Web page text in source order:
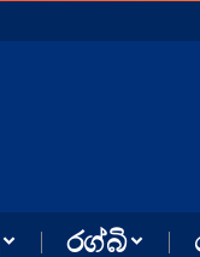
රග්බි